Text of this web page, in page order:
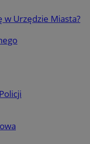
w Urzędzie Miasta?